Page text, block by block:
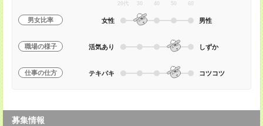
20代 30 40 50 60
男女比率 女性 男性
職場の様子 活気あり しずか
仕事の仕方 テキパキ コツコツ
募集情報